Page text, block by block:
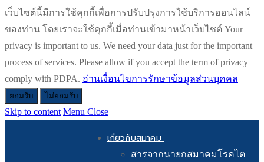
เว็บไซต์นี้มีการใช้คุกกี้เพื่อการปรับปรุงการใช้บริการออนไลน์
ของท่าน โดยเราจะใช้คุกกี้เมื่อท่านเข้ามาหน้าเว็บไซต์ Your
privacy is important to us. We need your data just for the important
process of services. Please allow if you accept the term of privacy
comply with PDPA. อ่านเงื่อนไขการรักษาข้อมูลส่วนบุคคล
ยอมรับ ไม่ยอมรับ
Skip to content Menu Close
เกี่ยวกับสมาคม
สารจากนายกสมาคมโรคไต